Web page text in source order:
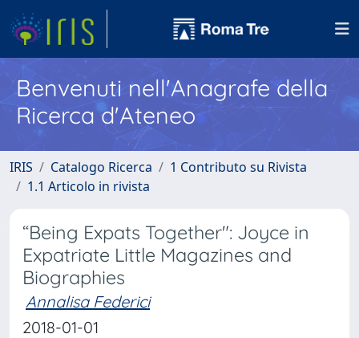
Benvenuti nell'Anagrafe della
Ricerca d'Ateneo
IRIS Catalogo Ricerca
1 Contributo su Rivista
1.1 Articolo in rivista
“Being Expats Together": Joyce in
Expatriate Little Magazines and
Biographies
Annalisa Federici
2018-01-01